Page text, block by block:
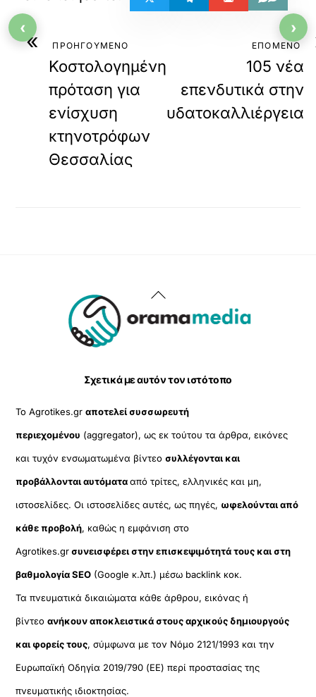
« ΠΡΟΗΓΟΥΜΕΝΟ
Κοστολογημένη
πρόταση για
ενίσχυση
κτηνοτρόφων
Θεσσαλίας
ΕΠΟΜΕΝΟ
105 νέα
επενδυτικά στην
υδατοκαλλιέργεια
Back
To
Σχετικά με αυτόν τον ιστότοπο
Το Agrotikes.grαποτελεί συσσωρευτή
περιεχομένου (aggregator), ως εκ τούτου τα άρθρα, εικόνες
και τυχόν ενσωματωμένα βίντεοσυλλέγονται και
προβάλλονται αυτόματααπό τρίτες, ελληνικές και μη,
ιστοσελίδες. Οι ιστοσελίδες αυτές, ως πηγές, ωφελούνται από
κάθε προβολή, καθώς η εμφάνιση στο
Agrotikes.grσυνεισφέρει στην επισκεψιμότητά τους και στη
βαθμολογία SEO (Google κ.λπ.) μέσω backlink κοκ.
Τα πνευματικά δικαιώματα κάθε άρθρου, εικόνας ή
βίντεοανήκουν αποκλειστικά στους αρχικούς δημιουργούς
και φορείς τους, σύμφωνα με τον Νόμο 2121/1993 και την
Ευρωπαϊκή Οδηγία 2019/790 (ΕΕ) περί προστασίας της
πνευματικής ιδιοκτησίας.
‹ ›